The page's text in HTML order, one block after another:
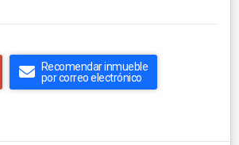
Recomendar inmueble
por correo electrónico